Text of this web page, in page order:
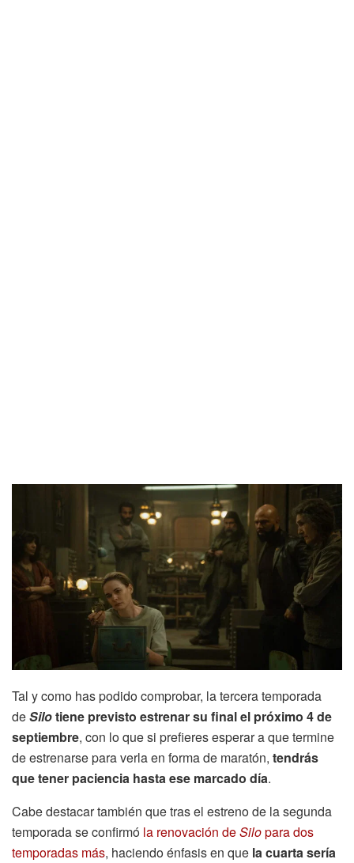
Tal y como has podido comprobar, la tercera temporada
deSilotiene previsto estrenar su final el próximo 4 de
septiembre, con lo que si prefieres esperar a que termine
de estrenarse para verla en forma de maratón, tendrás
que tener paciencia hasta ese marcado día.
Cabe destacar también que tras el estreno de la segunda
temporada se confirmó la renovación deSilopara dos
temporadas más, haciendo énfasis en que la cuarta sería